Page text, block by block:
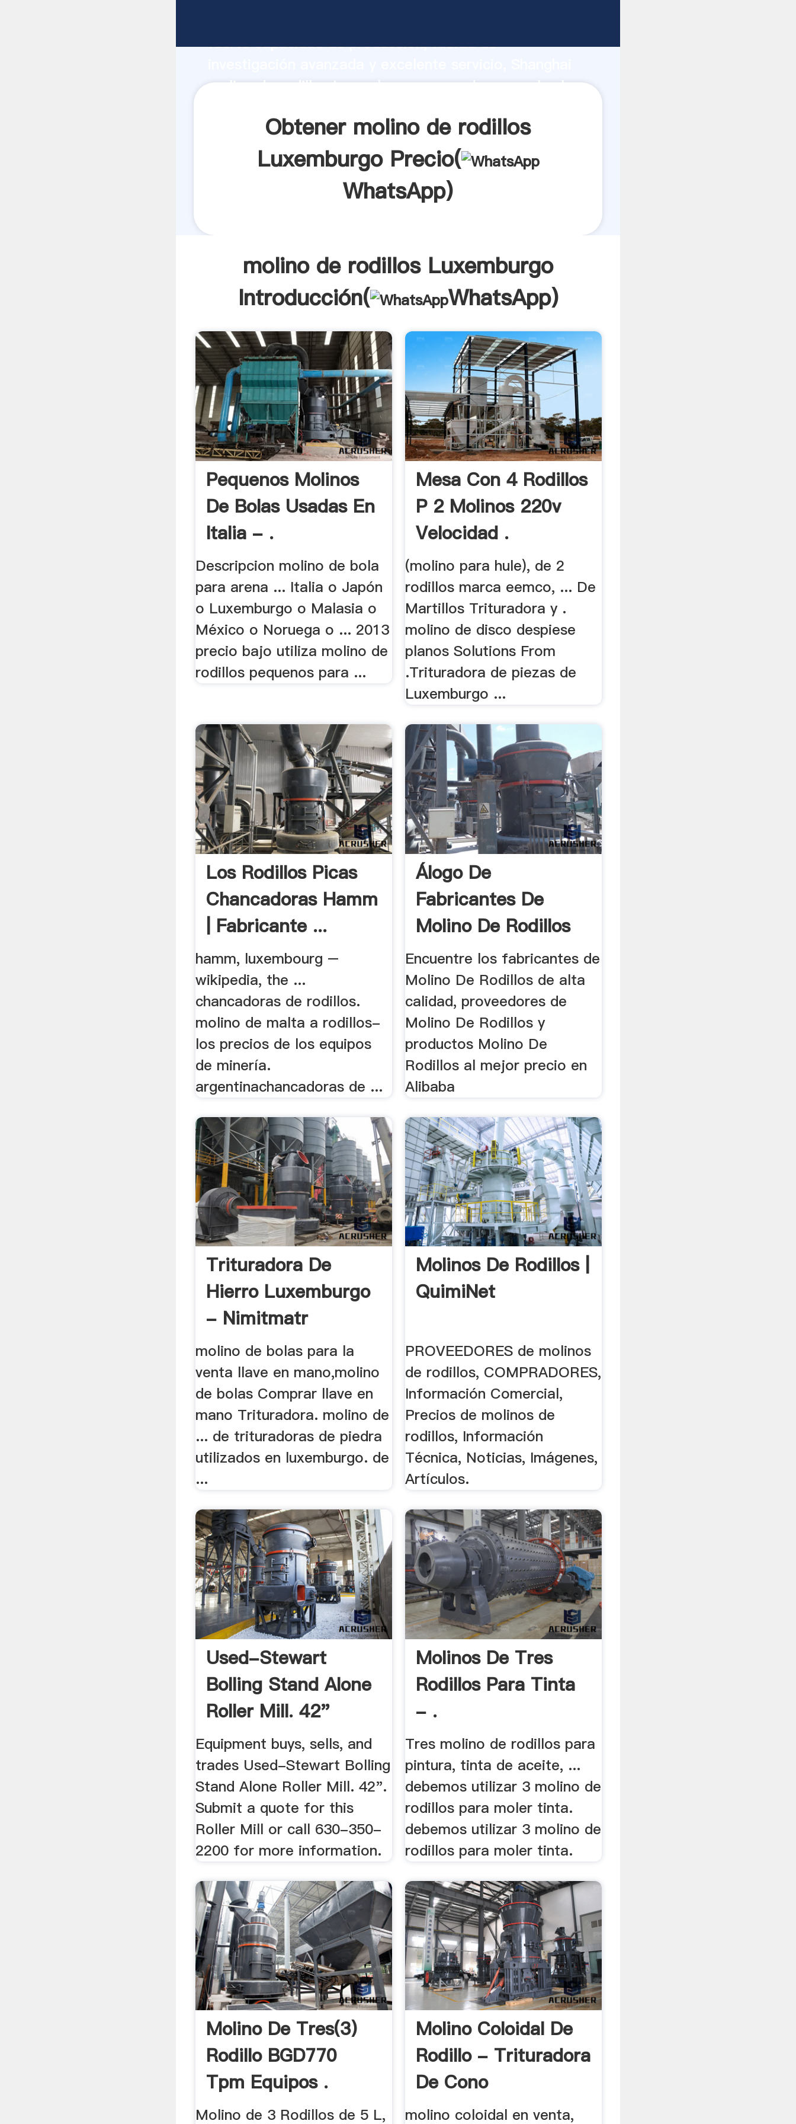
fuerte capacidad de producción, fuerza de
molino de rodillos Luxemburgo proveedor crea el valor
Obtener molino de rodillos
Luxemburgo Precio(
WhatsApp)
molino de rodillos Luxemburgo
Introducción(
WhatsApp)
Pequenos Molinos
De Bolas Usadas En
Italia - .
Descripcion molino de bola
para arena ... Italia o Japón
o Luxemburgo o Malasia o
México o Noruega o ... 2013
precio bajo utiliza molino de
rodillos pequenos para ...
Mesa Con 4 Rodillos
P 2 Molinos 220v
Velocidad .
(molino para hule), de 2
rodillos marca eemco, ... De
Martillos Trituradora y .
molino de disco despiese
planos Solutions From
.Trituradora de piezas de
Luxemburgo ...
Los Rodillos Picas
Chancadoras Hamm
| Fabricante ...
hamm, luxembourg –
wikipedia, the ...
chancadoras de rodillos.
molino de malta a rodillos-
los precios de los equipos
de minería.
argentinachancadoras de ...
Álogo De
Fabricantes De
Molino De Rodillos
De .
Encuentre los fabricantes de
Molino De Rodillos de alta
calidad, proveedores de
Molino De Rodillos y
productos Molino De
Rodillos al mejor precio en
Alibaba
Trituradora De
Hierro Luxemburgo
- Nimitmatr
molino de bolas para la
venta llave en mano,molino
de bolas Comprar llave en
mano Trituradora. molino de
... de trituradoras de piedra
utilizados en luxemburgo. de
...
Molinos De Rodillos |
QuimiNet
PROVEEDORES de molinos
de rodillos, COMPRADORES,
Información Comercial,
Precios de molinos de
rodillos, Información
Técnica, Noticias, Imágenes,
Artículos.
Used-Stewart
Bolling Stand Alone
Roller Mill. 42"
Equipment buys, sells, and
trades Used-Stewart Bolling
Stand Alone Roller Mill. 42".
Submit a quote for this
Roller Mill or call 630-350-
2200 for more information.
Molinos De Tres
Rodillos Para Tinta
- .
Tres molino de rodillos para
pintura, tinta de aceite, ...
debemos utilizar 3 molino de
rodillos para moler tinta.
debemos utilizar 3 molino de
rodillos para moler tinta.
Molino De Tres(3)
Rodillo BGD770
Tpm Equipos .
Molino de 3 Rodillos de 5 L,
Molino Coloidal De
Rodillo - Trituradora
De Cono
molino coloidal en venta,